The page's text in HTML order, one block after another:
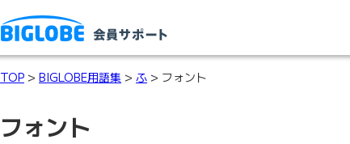
TOP > BIGLOBE用語集 > ふ > フォント
フォント